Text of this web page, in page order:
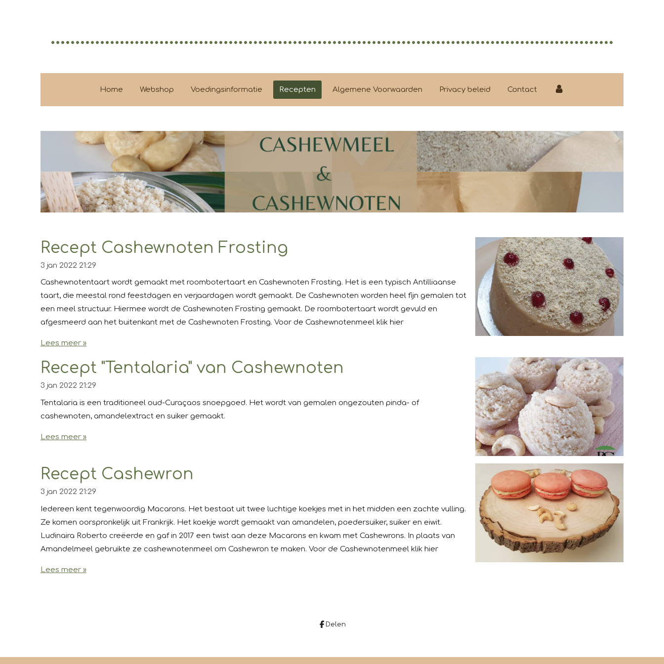
..................................................................................................................
Home Webshop Voedingsinformatie Recepten Algemene Voorwaarden Privacy beleid Contact
Recept Cashewnoten Frosting
3 jan 2022 21:29
Cashewnotentaart wordt gemaakt met roombotertaart en Cashewnoten Frosting. Het is een typisch Antilliaanse
taart, die meestal rond feestdagen en verjaardagen wordt gemaakt. De Cashewnoten worden heel fijn gemalen tot
een meel structuur. Hiermee wordt de Cashewnoten Frosting gemaakt. De roombotertaart wordt gevuld en
afgesmeerd aan het buitenkant met de Cashewnoten Frosting. Voor de Cashewnotenmeel klik hier
Lees meer »
Recept "Tentalaria" van Cashewnoten
3 jan 2022 21:29
Tentalaria is een traditioneel oud-Curaçaos snoepgoed. Het wordt van gemalen ongezouten pinda- of
cashewnoten, amandelextract en suiker gemaakt.
Lees meer »
Recept Cashewron
3 jan 2022 21:29
Iedereen kent tegenwoordig Macarons. Het bestaat uit twee luchtige koekjes met in het midden een zachte vulling.
Ze komen oorspronkelijk uit Frankrijk. Het koekje wordt gemaakt van amandelen, poedersuiker, suiker en eiwit.
Ludinaira Roberto creëerde en gaf in 2017 een twist aan deze Macarons en kwam met Cashewrons. In plaats van
Amandelmeel gebruikte ze cashewnotenmeel om Cashewron te maken. Voor de Cashewnotenmeel klik hier
Lees meer »
Delen